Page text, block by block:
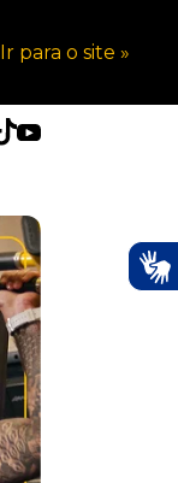
Ir para o site »